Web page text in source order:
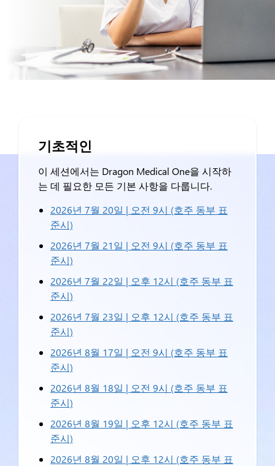
기초적인
이 세션에서는 Dragon Medical One을 시작하
는 데 필요한 모든 기본 사항을 다룹니다.
2026년 7월 20일 | 오전 9시 (호주 동부 표
준시)
2026년 7월 21일 | 오전 9시 (호주 동부 표
준시)
2026년 7월 22일 | 오후 12시 (호주 동부 표
준시)
2026년 7월 23일 | 오후 12시 (호주 동부 표
준시)
2026년 8월 17일 | 오전 9시 (호주 동부 표
준시)
2026년 8월 18일 | 오전 9시 (호주 동부 표
준시)
2026년 8월 19일 | 오후 12시 (호주 동부 표
준시)
2026년 8월 20일 | 오후 12시 (호주 동부 표